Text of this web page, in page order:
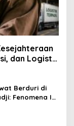
dan Logistik
Berduri di
Fenomena Ini